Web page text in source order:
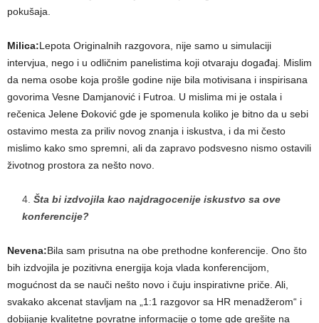
pokušaja.
Milica:Lepota Originalnih razgovora, nije samo u simulaciji
intervjua, nego i u odličnim panelistima koji otvaraju događaj. Mislim
da nema osobe koja prošle godine nije bila motivisana i inspirisana
govorima Vesne Damjanović i Futroa. U mislima mi je ostala i
rečenica Jelene Đoković gde je spomenula koliko je bitno da u sebi
ostavimo mesta za priliv novog znanja i iskustva, i da mi često
mislimo kako smo spremni, ali da zapravo podsvesno nismo ostavili
životnog prostora za nešto novo.
Šta bi izdvojila kao najdragocenije iskustvo sa ove
konferencije?
Nevena:Bila sam prisutna na obe prethodne konferencije. Ono što
bih izdvojila je pozitivna energija koja vlada konferencijom,
mogućnost da se nauči nešto novo i čuju inspirativne priče. Ali,
svakako akcenat stavljam na „1:1 razgovor sa HR menadžerom“ i
dobijanje kvalitetne povratne informacije o tome gde grešite na